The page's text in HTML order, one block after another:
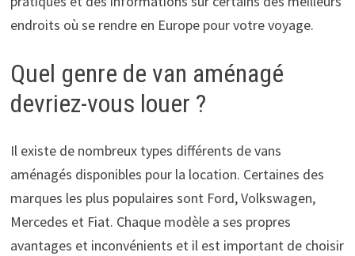
endroits où se rendre en Europe pour votre voyage.
Quel genre de van aménagé
devriez-vous louer ?
Il existe de nombreux types différents de vans
aménagés disponibles pour la location. Certaines des
marques les plus populaires sont Ford, Volkswagen,
Mercedes et Fiat. Chaque modèle a ses propres
avantages et inconvénients et il est important de choisir